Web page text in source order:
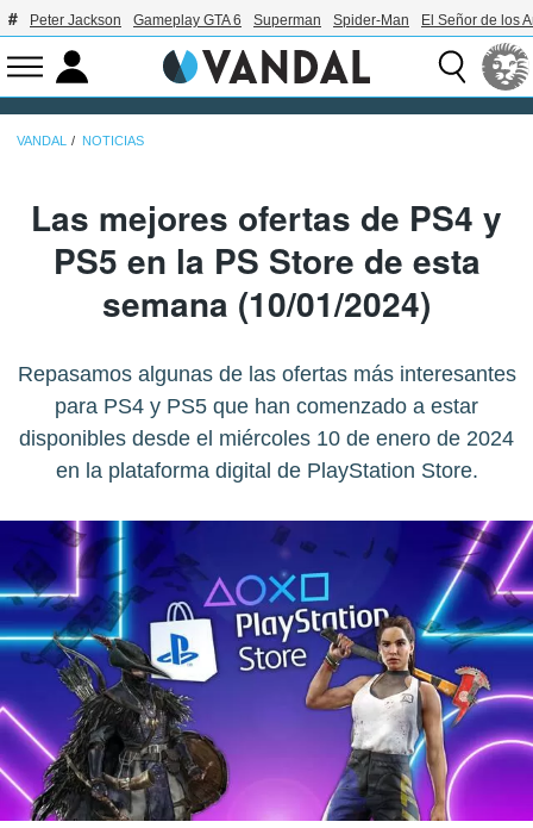
Peter Jackson Gameplay GTA 6 Superman Spider-Man El Señor de los
VANDAL NOTICIAS
Las mejores ofertas de PS4 y
PS5 en la PS Store de esta
semana (10/01/2024)
Repasamos algunas de las ofertas más interesantes
para PS4 y PS5 que han comenzado a estar
disponibles desde el miércoles 10 de enero de 2024
en la plataforma digital de PlayStation Store.